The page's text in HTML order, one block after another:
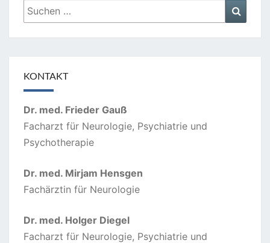
Suchen
nach:
KONTAKT
Dr. med. Frieder Gauß
Facharzt für Neurologie, Psychiatrie und
Psychotherapie
Dr. med. Mirjam Hensgen
Fachärztin für Neurologie
Dr. med. Holger Diegel
Facharzt für Neurologie, Psychiatrie und